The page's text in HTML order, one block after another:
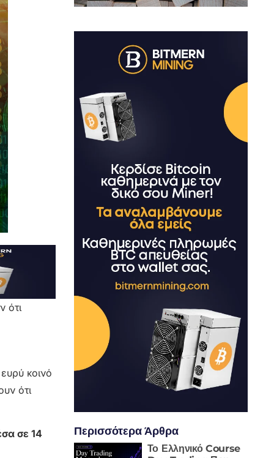
ότι
κοινό
ότι
σε 14 Περισσότερα Άρθρα
Το Ελληνικό Course